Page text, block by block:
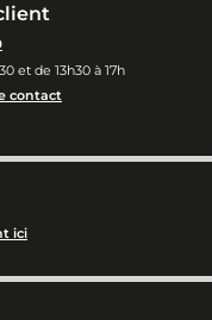
et de 13h30 à 17h
contact
ici